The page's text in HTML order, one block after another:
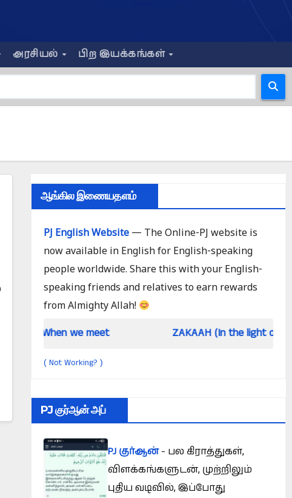
அரசியல் பிற இயக்கங்கள்
ஆங்கில இணையதளம்
PJ English Website— The Online-PJ website is
now available in English for English-speaking
people worldwide. Share this with your English-
speaking friends and relatives to earn rewards
from Almighty Allah!
When we meet ZAKAAH (In the light of Qur an and
( Not Working? )
PJ குர்ஆன் அப்
PJ குர்ஆன்- பல கிராத்துகள்,
விளக்கங்களுடன், முற்றிலும்
புதிய வடிவில், இப்போது